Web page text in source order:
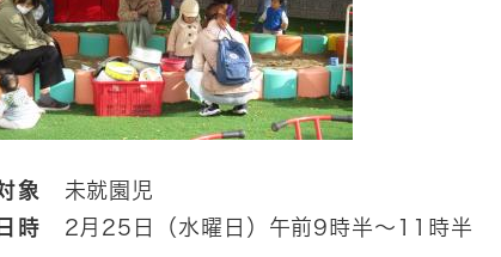
象
未就園児​
日時 2月25日（水曜日）午前9時半～11時半